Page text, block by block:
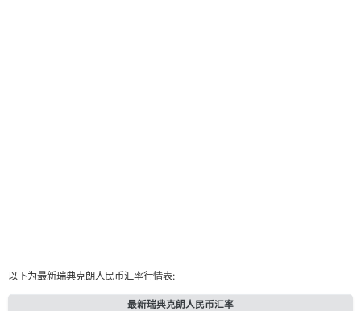
以下为最新瑞典克朗人民币汇率行情表:
最新瑞典克朗人民币汇率